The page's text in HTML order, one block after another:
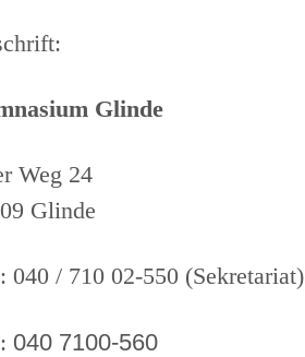
Glinde
Weg 24
Glinde
040 / 710 02-550 (Sekretariat)
040 7100-560